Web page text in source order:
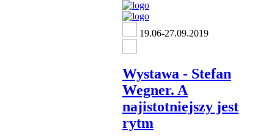
19.06-27.09.2019
Wystawa - Stefan
Wegner. A
najistotniejszy jest
rytm